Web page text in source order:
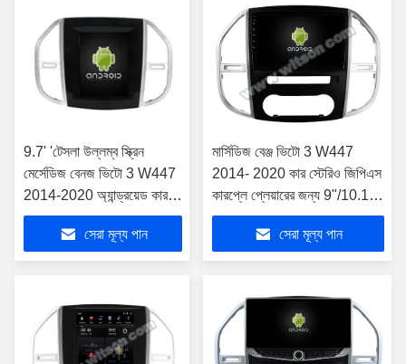
9.7' 'টেসলা উল্লম্ব স্ক্রিন
মের্সেডিজ বেনজ ভিটো 3 W447
2014-2020 অ্যান্ড্রয়েড কার
মাল্টিমিডিয়া প্লেয়ারের জন্য
সেরা মূল্য পান
মার্সিডিজ বেঞ্জ ভিটো 3 W447
2014- 2020 কার স্টেরিও জিপিএস
কারপ্লে প্লেয়ারের জন্য 9"/10.1"
স্ক্রীন
সেরা মূল্য পান